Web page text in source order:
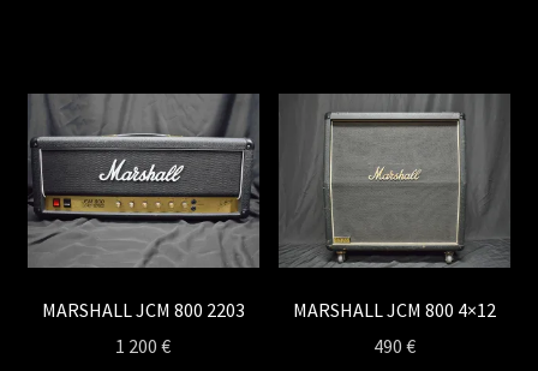
MARSHALL JCM 800 2203
1 200€
MARSHALL JCM 800 4×12
490€